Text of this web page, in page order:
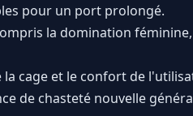
pour un port prolongé.
la domination
cage et le confort de
de chasteté nouvelle